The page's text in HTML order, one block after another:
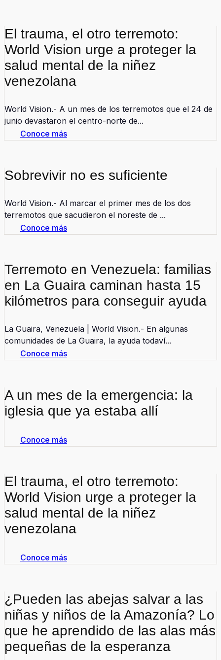
El trauma, el otro terremoto:
World Vision urge a proteger la
salud mental de la niñez
venezolana
World Vision.- A un mes de los terremotos que el 24 de
junio devastaron el centro-norte de...
Conoce más
Sobrevivir no es suficiente
World Vision.- Al marcar el primer mes de los dos
terremotos que sacudieron el noreste de ...
Conoce más
Terremoto en Venezuela: familias
en La Guaira caminan hasta 15
kilómetros para conseguir ayuda
La Guaira, Venezuela | World Vision.- En algunas
comunidades de La Guaira, la ayuda todaví...
Conoce más
A un mes de la emergencia: la
iglesia que ya estaba allí
Conoce más
El trauma, el otro terremoto:
World Vision urge a proteger la
salud mental de la niñez
venezolana
Conoce más
¿Pueden las abejas salvar a las
niñas y niños de la Amazonía? Lo
que he aprendido de las alas más
pequeñas de la esperanza